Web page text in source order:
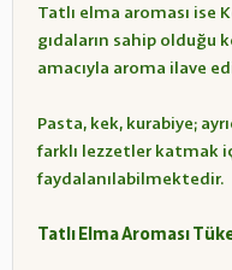
Tatlı elma aroması ise
gıdaların sahip olduğu
amacıyla aroma ilave
Pasta, kek, kurabiye;
farklı lezzetler katmak
faydalanılabilmektedir.
Tatlı Elma Aroması